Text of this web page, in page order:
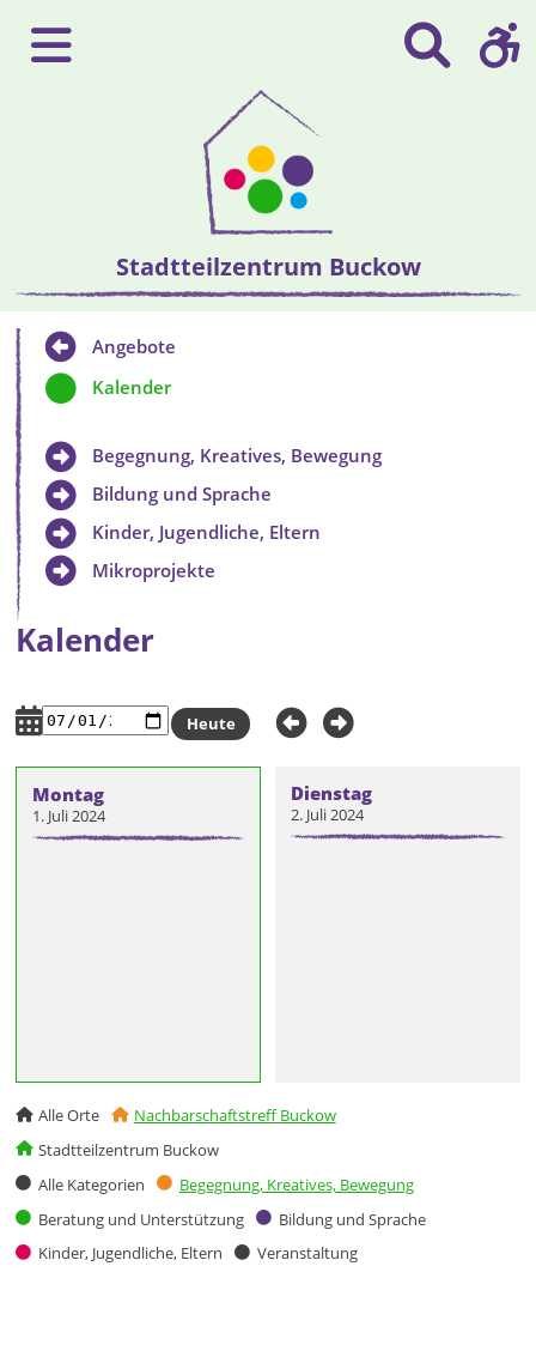
Stadtteilzentrum Buckow
Kalender
Montag
1. Juli 2024
Dienstag
2. Juli 2024
Alle Orte
Nachbarschaftstreff Buckow
Stadtteilzentrum Buckow
Alle Kategorien
Begegnung, Kreatives, Bewegung
Beratung und Unterstützung
Bildung und Sprache
Kinder, Jugendliche, Eltern
Veranstaltung
Heute
Angebote
Kalender
Begegnung, Kreatives, Bewegung
Bildung und Sprache
Kinder, Jugendliche, Eltern
Mikroprojekte